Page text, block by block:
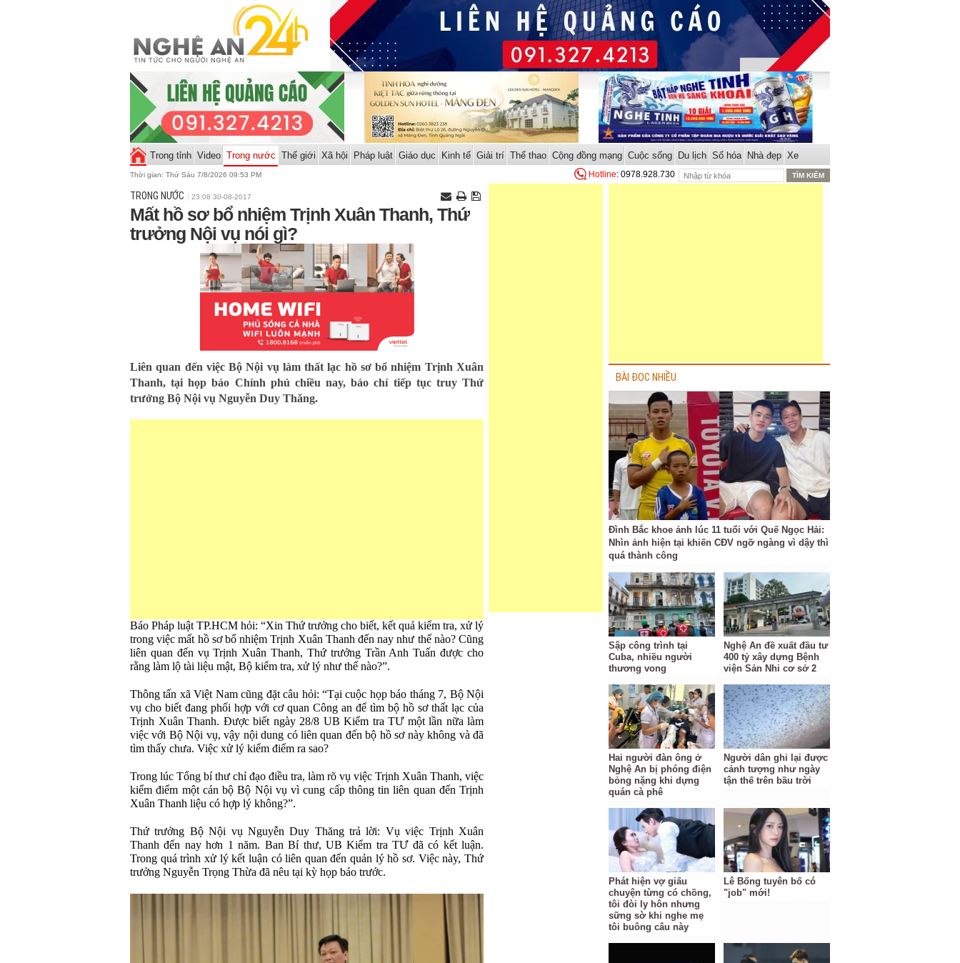
Trong tỉnh Video Trong nước Thế giới Xã hội Pháp luật Giáo dục Kinh tế Giải trí Thể thao Cộng đồng mạng Cuộc sống Du lịch Số hóa Nhà đẹp Xe
Thời gian: Thứ Sáu 7/8/2026 09:53 PM Hotline: 0978.928.730
TRONG NƯỚC 23:08 30-08-2017
Mất hồ sơ bổ nhiệm Trịnh Xuân Thanh, Thứ
trưởng Nội vụ nói gì?
Liên quan đến việc Bộ Nội vụ làm thất lạc hồ sơ bổ nhiệm Trịnh Xuân
Thanh, tại họp báo Chính phủ chiều nay, báo chí tiếp tục truy Thứ
trưởng Bộ Nội vụ Nguyễn Duy Thăng.
Báo Pháp luật TP.HCM hỏi: “Xin Thứ trưởng cho biết, kết quả kiểm tra, xử lý
trong việc mất hồ sơ bổ nhiệm Trịnh Xuân Thanh đến nay như thế nào? Cũng
liên quan đến vụ Trịnh Xuân Thanh, Thứ trưởng Trần Anh Tuấn được cho
rằng làm lộ tài liệu mật, Bộ kiểm tra, xử lý như thế nào?”.
Thông tấn xã Việt Nam cũng đặt câu hỏi: “Tại cuộc họp báo tháng 7, Bộ Nội
vụ cho biết đang phối hợp với cơ quan Công an để tìm bộ hồ sơ thất lạc của
Trịnh Xuân Thanh. Được biết ngày 28/8 UB Kiểm tra TƯ một lần nữa làm
việc với Bộ Nội vụ, vậy nội dung có liên quan đến bộ hồ sơ này không và đã
tìm thấy chưa. Việc xử lý kiểm điểm ra sao?
Trong lúc Tổng bí thư chỉ đạo điều tra, làm rõ vụ việc Trịnh Xuân Thanh, việc
kiểm điểm một cán bộ Bộ Nội vụ vì cung cấp thông tin liên quan đến Trịnh
Xuân Thanh liệu có hợp lý không?”.
Thứ trưởng Bộ Nội vụ Nguyễn Duy Thăng trả lời: Vụ việc Trịnh Xuân
Thanh đến nay hơn 1 năm. Ban Bí thư, UB Kiểm tra TƯ đã có kết luận.
Trong quá trình xử lý kết luận có liên quan đến quản lý hồ sơ. Việc này, Thứ
trưởng Nguyễn Trọng Thừa đã nêu tại kỳ họp báo trước.
BÀI ĐỌC NHIỀU
Đình Bắc khoe ảnh lúc 11 tuổi với Quế Ngọc Hải:
Nhìn ảnh hiện tại khiến CĐV ngỡ ngàng vì dậy thì
quá thành công
Sập công trình tại
Cuba, nhiều người
thương vong
Nghệ An đề xuất đầu tư
400 tỷ xây dựng Bệnh
viện Sản Nhi cơ sở 2
Hai người đàn ông ở
Nghệ An bị phóng điện
bỏng nặng khi dựng
quán cà phê
Người dân ghi lại được
cảnh tượng như ngày
tận thế trên bầu trời
Phát hiện vợ giấu
chuyện từng có chồng,
tôi đòi ly hôn nhưng
sững sờ khi nghe mẹ
tôi buông câu này
Lê Bống tuyên bố có
"job" mới!